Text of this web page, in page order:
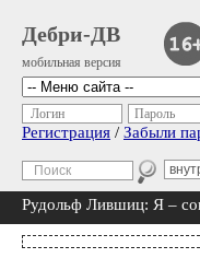
Дебри-ДВ
мобильная версия
Логин Пароль
Регистрация / Забыли
Рудольф Лившиц: Я –